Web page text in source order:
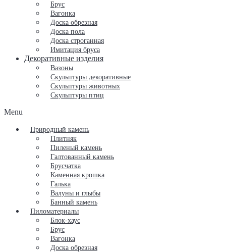
Брус
Вагонка
Доска обрезная
Доска пола
Доска строганная
Имитация бруса
Декоративные изделия
Вазоны
Скульптуры декоративные
Скульптуры животных
Скульптуры птиц
Menu
Природный камень
Плитняк
Пиленый камень
Галтованный камень
Брусчатка
Каменная крошка
Галька
Валуны и глыбы
Банный камень
Пиломатериалы
Блок-хаус
Брус
Вагонка
Доска обрезная